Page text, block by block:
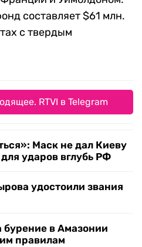
составляет $61 млн.
с твердым
RTVI в Telegram
Маск не дал Киеву
ударов вглубь РФ
удостоили звания
в Амазонии
правилам